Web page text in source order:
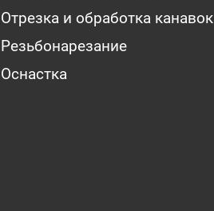
Отрезка и обработка канавок
Резьбонарезание
Оснастка